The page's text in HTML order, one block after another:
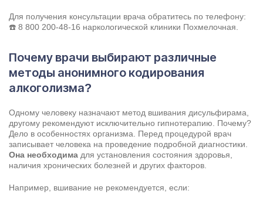
Для получения консультации врача обратитесь по телефону:
☎️ 8 800 200-48-16 наркологической клиники Похмелочная.
Почему врачи выбирают различные
методы анонимного кодирования
алкоголизма?
Одному человеку назначают метод вшивания дисульфирама,
другому рекомендуют исключительно гипнотерапию. Почему?
Дело в особенностях организма. Перед процедурой врач
записывает человека на проведение подробной диагностики.
Она необходима для установления состояния здоровья,
наличия хронических болезней и других факторов.
Например, вшивание не рекомендуется, если: